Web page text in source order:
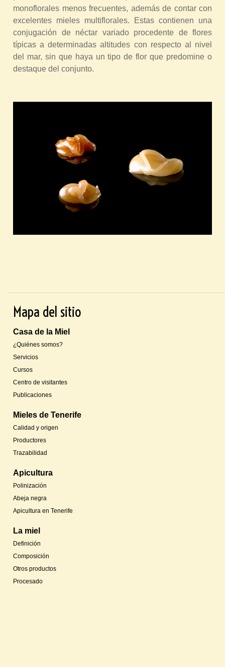
monoflorales menos frecuentes, además de contar con
excelentes mieles multiflorales. Estas contienen una
conjugación de néctar variado procedente de flores
típicas a determinadas altitudes con respecto al nivel
del mar, sin que haya un tipo de flor que predomine o
destaque del conjunto.
Mapa del sitio
Casa de la Miel
¿Quiénes somos?
Servicios
Cursos
Centro de visitantes
Publicaciones
Mieles de Tenerife
Calidad y origen
Productores
Trazabilidad
Apicultura
Polinización
Abeja negra
Apicultura en Tenerife
La miel
Definición
Composición
Otros productos
Procesado